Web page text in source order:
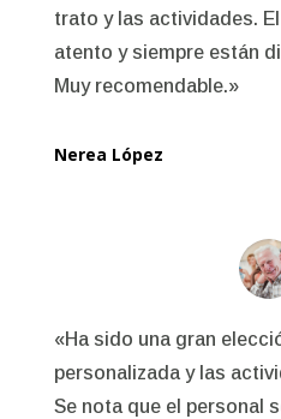
trato y las actividades.
atento y siempre están
Muy recomendable.»
Nerea López
«Ha sido una gran
personalizada y las
Se nota que el personal